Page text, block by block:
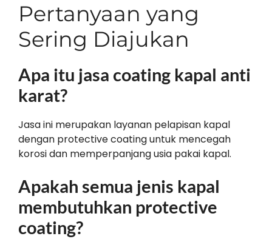
Pertanyaan yang
Sering Diajukan
Apa itu jasa coating kapal anti
karat?
Jasa ini merupakan layanan pelapisan kapal
dengan protective coating untuk mencegah
korosi dan memperpanjang usia pakai kapal.
Apakah semua jenis kapal
membutuhkan protective
coating?